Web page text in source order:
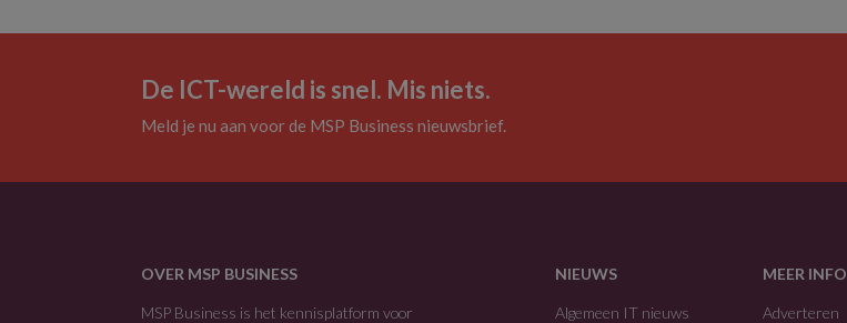
De ICT-wereld is snel. Mis niets.
Meld je nu aan voor de MSP Business nieuwsbrief.
OVER MSP BUSINESS
MSP Business is het kennisplatform voor
NIEUWS
Algemeen IT nieuws
MEER INFO
Adverteren